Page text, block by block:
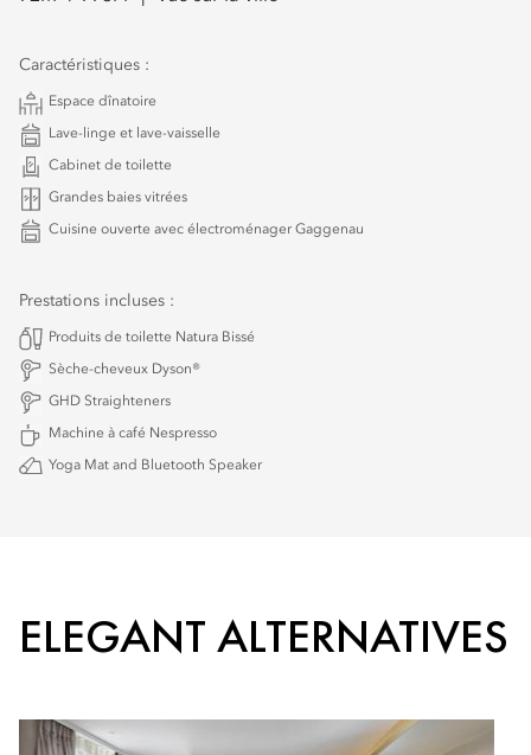
Caractéristiques :
Espace dînatoire
Lave-linge et lave-vaisselle
Cabinet de toilette
Grandes baies vitrées
Cuisine ouverte avec électroménager Gaggenau
Prestations incluses :
Produits de toilette Natura Bissé
Sèche-cheveux Dyson®
GHD Straighteners
Machine à café Nespresso
Yoga Mat and Bluetooth Speaker
ELEGANT ALTERNATIVES